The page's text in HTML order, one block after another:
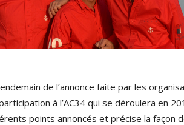
de l’annonce faite par les
à l’AC34 qui se déroulera en
points annoncés et précise la façon